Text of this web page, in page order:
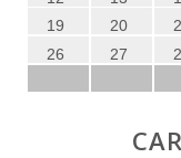
19
20
26
27